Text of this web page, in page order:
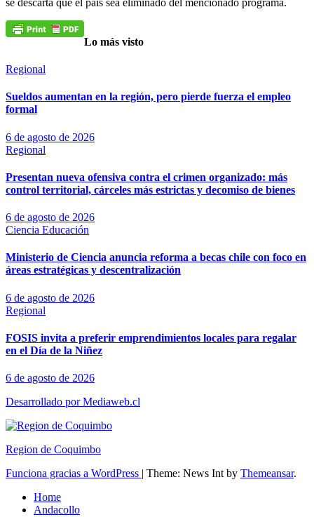
Lo más visto
Regional
Sueldos aumentan en la región, pero pierde fuerza el empleo
formal
6 de agosto de 2026
Regional
Presentan nueva ofensiva contra el crimen organizado: más
control territorial, cárceles más estrictas y decomiso de bienes
6 de agosto de 2026
Ciencia Educación
Ministerio de Ciencia anuncia reforma a becas chile con foco en
áreas estratégicas y descentralización
6 de agosto de 2026
Regional
FOSIS invita a preferir emprendimientos locales para regalar
en el Día de la Niñez
6 de agosto de 2026
Desarrollado por Mediaweb.cl
Region de Coquimbo
Funciona gracias a WordPress | Theme: News Int by Themeansar.
Home
Andacollo